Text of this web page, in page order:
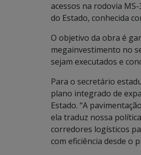
acessos na rodovia
do Estado, conhecida
O objetivo da obra é
megainvestimento no
sejam executados e
Para o secretário
plano integrado de
Estado. “A
ela traduz nossa
corredores logísticos
com eficiência desde o